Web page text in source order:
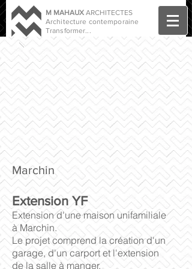
M MAHAUX ARCHITECTES
Architecture contemporaine
Transformer...
Extension d'une maison unifamiliale
à Marchin.
Le projet comprend la création d'un
garage, d'un carport et l'extension
de la salle à manger.
Marchin
Extension YF